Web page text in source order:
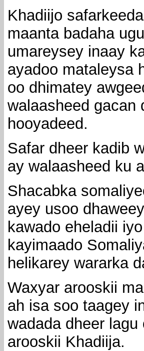
Khadiijo
maanta badaha
umareysey inaay
ayadoo mataleysa
oo dhimatey
walaasheed gacan
hooyadeed.
Safar dheer kadib
ay walaasheed ku
Shacabka
ayey usoo
kawado eheladii
kayimaado
helikarey wararka
Waxyar arooskii
ah isa soo taagey
wadada dheer
arooskii Khadiija.